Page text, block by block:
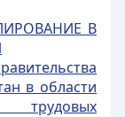
В
в области
трудовых